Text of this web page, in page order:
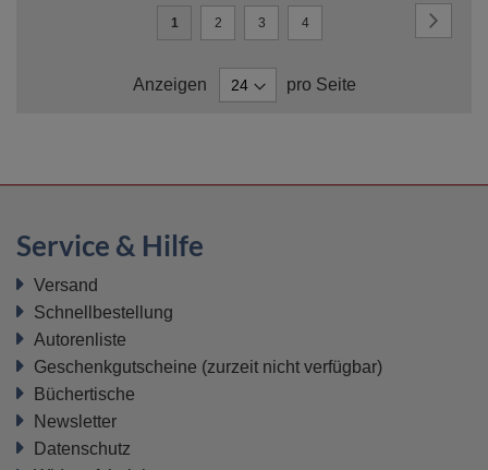
Seite
Sie
gerade
1 Seite
2 Seite
3 Seite
4
Anzeigen pro Seite
Service & Hilfe
Versand
Schnellbestellung
Autorenliste
Geschenkgutscheine (zurzeit nicht verfügbar)
Büchertische
Newsletter
Datenschutz